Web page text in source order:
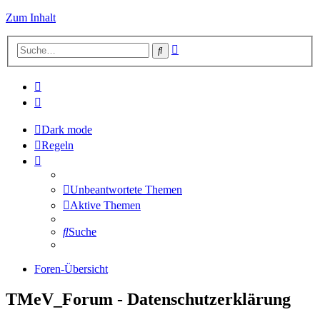
Zum Inhalt
Suche
Dark mode
Regeln
Unbeantwortete Themen
Aktive Themen
Suche
Foren-Übersicht
TMeV_Forum - Datenschutzerklärung